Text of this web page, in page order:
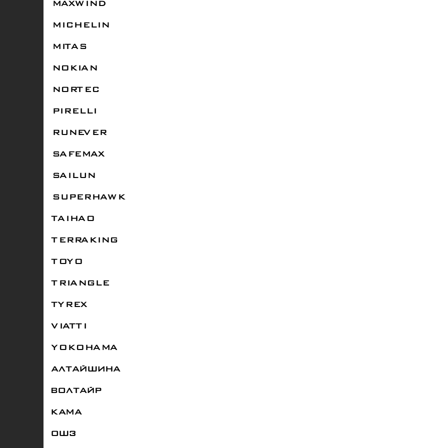
MAXWIND
MICHELIN
MITAS
NOKIAN
NORTEC
PIRELLI
RUNEVER
SAFEMAX
SAILUN
SUPERHAWK
TAIHAO
TERRAKING
TOYO
TRIANGLE
TYREX
VIATTI
YOKOHAMA
АЛТАЙШИНА
ВОЛТАЙР
КАМА
ОШЗ